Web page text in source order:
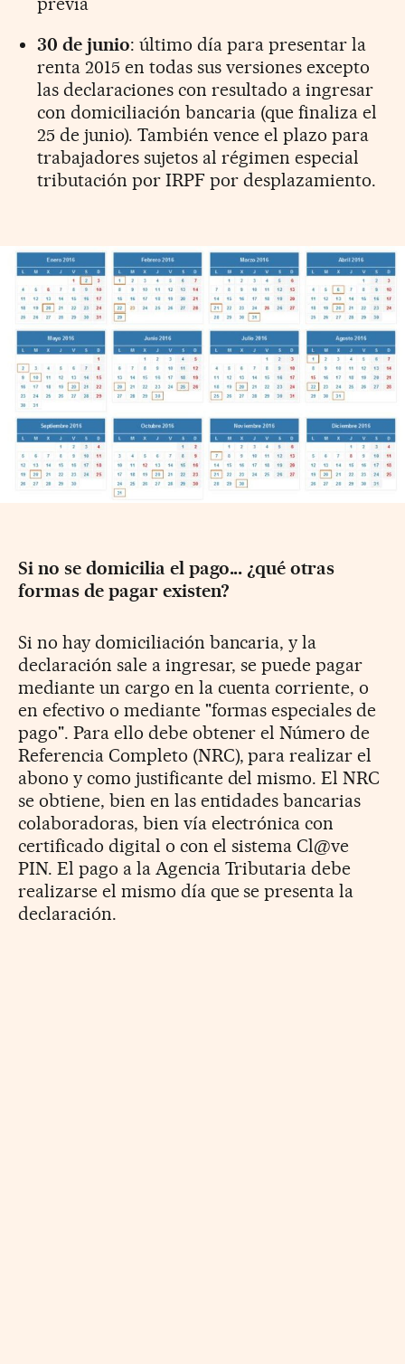
30 de junio: último día para presentar la
renta 2015 en todas sus versiones excepto
las declaraciones con resultado a ingresar
con domiciliación bancaria (que finaliza el
25 de junio). También vence el plazo para
trabajadores sujetos al régimen especial
tributación por IRPF por desplazamiento.
Si no se domicilia el pago... ¿qué otras
formas de pagar existen?
Si no hay domiciliación bancaria, y la
declaración sale a ingresar, se puede pagar
mediante un cargo en la cuenta corriente, o
en efectivo o mediante "formas especiales de
pago". Para ello debe obtener el Número de
Referencia Completo (NRC), para realizar el
abono y como justificante del mismo. El NRC
se obtiene, bien en las entidades bancarias
colaboradoras, bien vía electrónica con
certificado digital o con el sistema Cl@ve
PIN. El pago a la Agencia Tributaria debe
realizarse el mismo día que se presenta la
declaración.